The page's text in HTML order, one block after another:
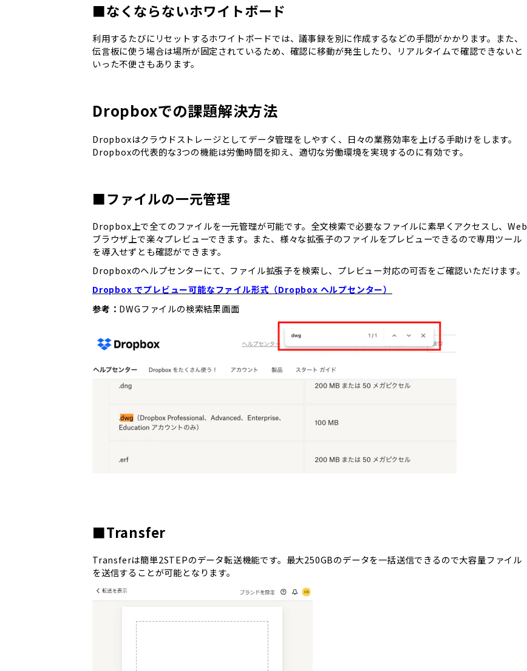
■なくならないホワイトボード
利用するたびにリセットするホワイトボードでは、議事録を別に作成するなどの手間がかかります。また、
伝言板に使う場合は場所が固定されているため、確認に移動が発生したり、リアルタイムで確認できないと
いった不便さもあります。
Dropboxでの課題解決方法
Dropboxはクラウドストレージとしてデータ管理をしやすく、日々の業務効率を上げる手助けをします。
Dropboxの代表的な3つの機能は労働時間を抑え、適切な労働環境を実現するのに有効です。
■ファイルの一元管理
Dropbox上で全てのファイルを一元管理が可能です。全文検索で必要なファイルに素早くアクセスし、Web
ブラウザ上で楽々プレビューできます。また、様々な拡張子のファイルをプレビューできるので専用ツール
を導入せずとも確認ができます。
Dropboxのヘルプセンターにて、ファイル拡張子を検索し、プレビュー対応の可否をご確認いただけます。
Dropbox でプレビュー可能なファイル形式（Dropbox ヘルプセンター）
参考： ​​​​​​​DWGファイルの検索結果画面
■Transfer
Transferは簡単2STEPのデータ転送機能です。最大250GBのデータを一括送信できるので大容量ファイル
を送信することが可能となります。